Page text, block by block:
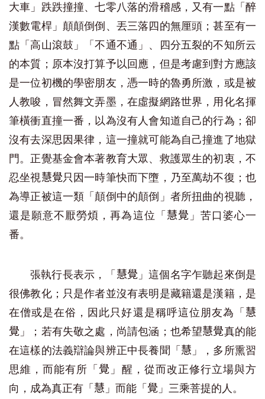
大車」跌跌撞撞、七零八落的滑稽感，又有一點「醉
漢數電桿」顛顛倒倒、丟三落四的無厘頭；甚至有一
點「高山滾鼓」「不通不通」、四分五裂的不知所云
的本質；原本沒打算予以回應，但是考慮到對方應該
是一位初機的學密朋友，憑一時的魯勇所激，或是被
人教唆，冒然舞文弄墨，在虛擬網路世界，用化名揮
筆橫衝直撞一番，以為沒有人會知道自己的行為；卻
沒有去深思因果律，這一撞就可能為自己撞進了地獄
門。正覺基金會本著教育大眾、救護眾生的初衷，不
忍坐視慧覺只因一時筆快而下墮，乃至萬劫不復；也
為導正被這一類「顛倒中的顛倒」者所扭曲的視聽，
還是願意不厭勞煩，再為這位「 慧覺 」苦口婆心一
番。
張執行長表示，「 慧覺 」這個名字乍聽起來倒是
很佛教化；只是作者並沒有表明是藏籍還是漢籍，是
在僧或是在俗，因此只好還是稱呼這位朋友為「 慧
覺 」；若有失敬之處，尚請包涵；也希望慧覺真的能
在這樣的法義辯論與辨正中長養聞「 慧 」，多所熏習
思維，而能有所「 覺 」醒，從而改正修行立場與方
向，成為真正有「 慧 」而能「 覺 」三乘菩提的人。